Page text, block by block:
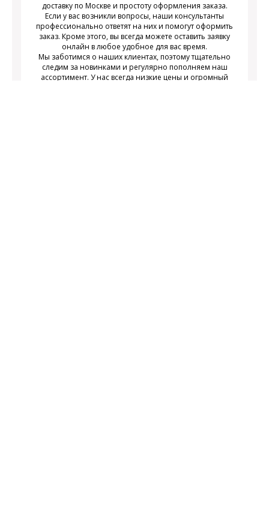
доставку по Москве и простоту оформления заказа.
Если у вас возникли вопросы, наши консультанты
профессионально ответят на них и помогут оформить
заказ. Кроме этого, вы всегда можете оставить заявку
онлайн в любое удобное для вас время.
Мы заботимся о наших клиентах, поэтому тщательно
следим за новинками и регулярно пополняем наш
ассортимент. У нас всегда низкие цены и огромный